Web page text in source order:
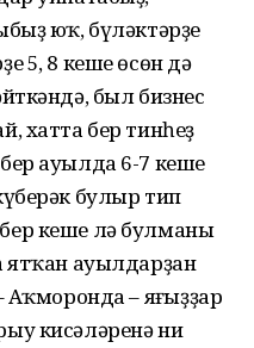
юҡ, бүләктәрҙе
5, 8 кеше өсөн дә
был бизнес
хатта бер тинһеҙ
ауылда 6-7 кеше
булыр тип
кеше лә булманы
ятҡан ауылдарҙан
– яңғыҙҙар
кисәләренә ни